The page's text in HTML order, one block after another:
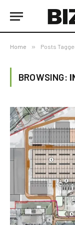
Home » Posts
BROWSING: